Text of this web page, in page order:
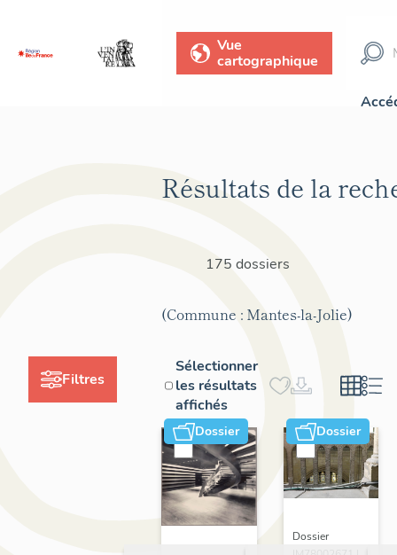
Vue
cartographique
Filtres
Résultats de la
175 dossiers
(Commune : Mantes-la-Jolie)
Sélectionner
les résultats
affichés
Dossier Dossier
Dossier